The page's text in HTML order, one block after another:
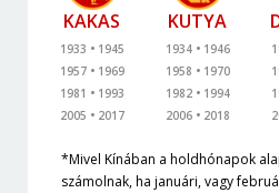
KAKAS
1933
1945
1957
1969
1981
1993
2005
2017
KUTYA
1934
1946
1958
1970
1982
1994
2006
2018
*Mivel Kínában a holdhónapok
számolnak, ha januári, vagy